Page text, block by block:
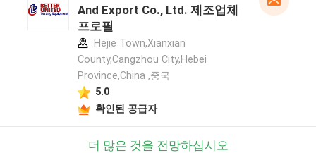
And Export Co., Ltd. 제조업체
프로필
Hejie Town,Xianxian
County,Cangzhou City,Hebei
Province,China ,중국
5.0
확인된 공급자
더 많은 것을 전망하십시오